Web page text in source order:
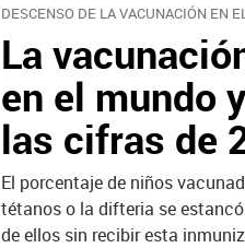
DESCENSO DE LA VACUNACIÓN EN
La
en el mundo
las cifras de
El porcentaje de niños
tétanos o la difteria se
de ellos sin recibir esta